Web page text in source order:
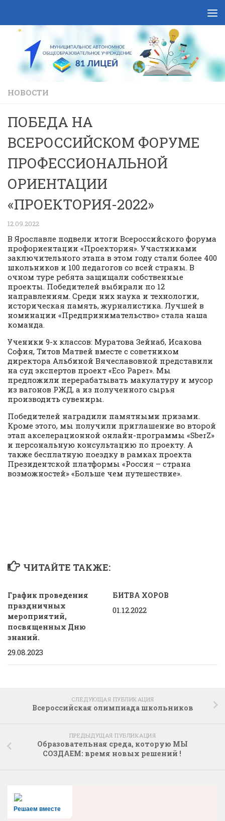
НОВОСТИ
ПОБЕДА НА
ВСЕРОССИЙСКОМ ФОРУМЕ
ПРОФЕССИОНАЛЬНОЙ
ОРИЕНТАЦИИ
«ПРОЕКТОРИЯ-2022»
12.09.2022
В Ярославле подвели итоги Всероссийского форума
профориентации «Проектория». Участниками
заключительного этапа в этом году стали более 400
школьников и 100 педагогов со всей страны. В
очном туре ребята защищали собственные
проекты. Победителей выбирали по 12
направлениям. Среди них наука и технологии,
историческая память, журналистика. Лучшей в
номинации «Предпринимательство» стала наша
команда.
Ученики 9-х классов: Муратова Зейнаб, Исакова
София, Титов Матвей вместе с советником
директора Альбиной Вячеславовной представили
на суд экспертов проект «Eco Paper». Мы
предложили перерабатывать макулатуру и мусор
из вагонов РЖД, а из полученного сырья
производить сувениры.
Победителей наградили памятными призами.
Кроме этого, мы получили приглашение во второй
этап акселерационной онлайн-программы «SberZ»
и персональную консультацию по проекту. А
также бесплатную поездку в рамках проекта
Президентской платформы «Россия – страна
возможностей» «Больше чем путешествие».
ЧИТАЙТЕ ТАКЖЕ:
График проведения
праздничных
мероприятий,
посвященных Дню
знаний.
29.08.2023
БИТВА ХОРОВ
01.12.2022
СЛЕДУЮЩАЯ ПУБЛИКАЦИЯ
Всероссийская олимпиада школьников
ПРЕДЫДУЩАЯ ПУБЛИКАЦИЯ
Образовательная среда, которую МЫ
СОЗДАЕМ: время новых решений !
Решаем вместе